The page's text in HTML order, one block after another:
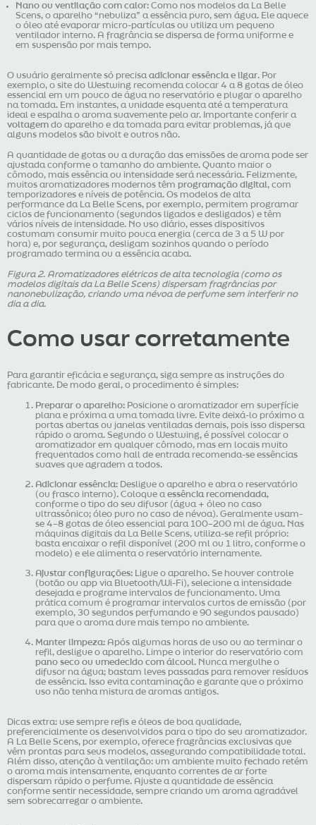
Nano ou ventilação com calor: Como nos modelos da La Belle
Scens, o aparelho “nebuliza” a essência puro, sem água. Ele aquece
o óleo até evaporar micro-partículas ou utiliza um pequeno
ventilador interno. A fragrância se dispersa de forma uniforme e
em suspensão por mais tempo.
O usuário geralmente só precisa adicionar essência e ligar. Por
exemplo, o site do Westwing recomenda colocar 4 a 8 gotas de óleo
essencial em um pouco de água no reservatório e plugar o aparelho
na tomada. Em instantes, a unidade esquenta até a temperatura
ideal e espalha o aroma suavemente pelo ar. Importante conferir a
voltagem do aparelho e da tomada para evitar problemas, já que
alguns modelos são bivolt e outros não.
A quantidade de gotas ou a duração das emissões de aroma pode ser
ajustada conforme o tamanho do ambiente. Quanto maior o
cômodo, mais essência ou intensidade será necessária. Felizmente,
muitos aromatizadores modernos têm programação digital , com
temporizadores e níveis de potência. Os modelos de alta
performance da La Belle Scens, por exemplo, permitem programar
ciclos de funcionamento (segundos ligados e desligados) e têm
vários níveis de intensidade. No uso diário, esses dispositivos
costumam consumir muito pouca energia (cerca de 3 a 5 W por
hora) e, por segurança, desligam sozinhos quando o período
programado termina ou a essência acaba.
Figura 2. Aromatizadores elétricos de alta tecnologia (como os
modelos digitais da La Belle Scens) dispersam fragrâncias por
nanonebulização, criando uma névoa de perfume sem interferir no
dia a dia.
Como usar corretamente
Para garantir eficácia e segurança, siga sempre as instruções do
fabricante. De modo geral, o procedimento é simples:
Preparar o aparelho: Posicione o aromatizador em superfície
plana e próxima a uma tomada livre. Evite deixá-lo próximo a
portas abertas ou janelas ventiladas demais, pois isso dispersa
rápido o aroma. Segundo o Westwing, é possível colocar o
aromatizador em qualquer cômodo, mas em locais muito
frequentados como hall de entrada recomenda-se essências
suaves que agradem a todos.
Adicionar essência: Desligue o aparelho e abra o reservatório
(ou frasco interno). Coloque a essência recomendada,
conforme o tipo do seu difusor (água + óleo no caso
ultrassônico; óleo puro no caso de névoa). Geralmente usam-
se 4–8 gotas de óleo essencial para 100–200 ml de água. Nas
máquinas digitais da La Belle Scens, utiliza-se refil próprio:
basta encaixar o refil disponível (200 ml ou 1 litro, conforme o
modelo) e ele alimenta o reservatório internamente.
Ajustar configurações: Ligue o aparelho. Se houver controle
(botão ou app via Bluetooth/Wi-Fi), selecione a intensidade
desejada e programe intervalos de funcionamento. Uma
prática comum é programar intervalos curtos de emissão (por
exemplo, 30 segundos perfumando e 90 segundos pausado)
para que o aroma dure mais tempo no ambiente.
Manter limpeza: Após algumas horas de uso ou ao terminar o
refil, desligue o aparelho. Limpe o interior do reservatório com
pano seco ou umedecido com álcool . Nunca mergulhe o
difusor na água; bastam leves passadas para remover resíduos
de essência. Isso evita contaminação e garante que o próximo
uso não tenha mistura de aromas antigos.
Dicas extra: use sempre refis e óleos de boa qualidade,
preferencialmente os desenvolvidos para o tipo do seu aromatizador.
A La Belle Scens, por exemplo, oferece fragrâncias exclusivas que
vêm prontas para seus modelos, assegurando compatibilidade total.
Além disso, atenção à ventilação: um ambiente muito fechado retém
o aroma mais intensamente, enquanto correntes de ar forte
dispersam rápido o perfume. Ajuste a quantidade de essência
conforme sentir necessidade, sempre criando um aroma agradável
sem sobrecarregar o ambiente.